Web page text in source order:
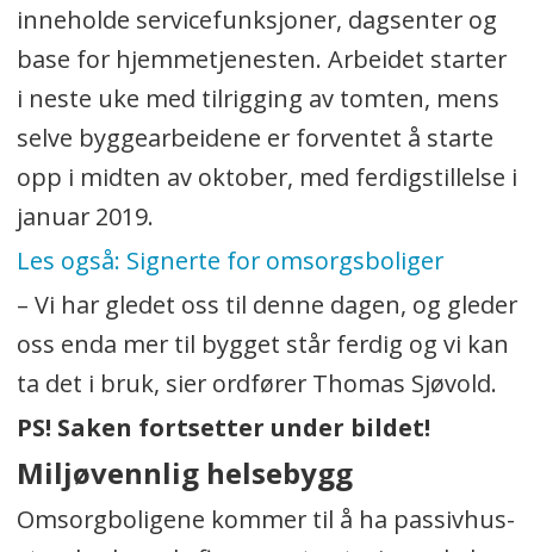
inneholde servicefunksjoner, dagsenter og
base for hjemmetjenesten. Arbeidet starter
i neste uke med tilrigging av tomten, mens
selve byggearbeidene er forventet å starte
opp i midten av oktober, med ferdigstillelse i
januar 2019.
Les også: Signerte for omsorgsboliger
– Vi har gledet oss til denne dagen, og gleder
oss enda mer til bygget står ferdig og vi kan
ta det i bruk, sier ordfører Thomas Sjøvold.
PS! Saken fortsetter under bildet!
Miljøvennlig helsebygg
Omsorgboligene kommer til å ha passivhus-